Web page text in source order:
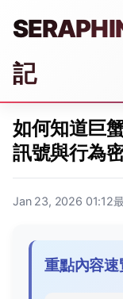
記
如何知道巨
訊號與行為
Jan 23, 2026 01:12
重點內容速